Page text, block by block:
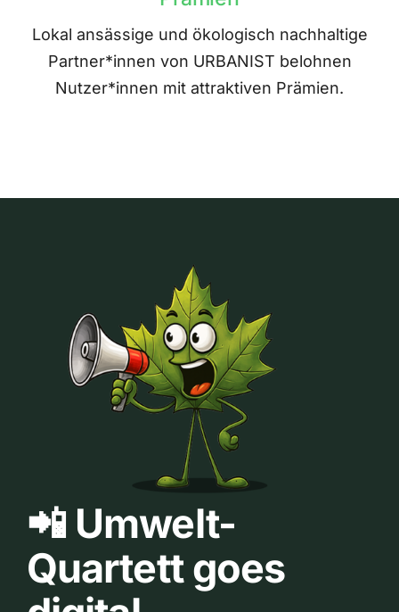
Lokal ansässige und ökologisch nachhaltige
Partner*innen von URBANIST belohnen
Nutzer*innen mit attraktiven Prämien.
📲 Umwelt-
Quartett goes